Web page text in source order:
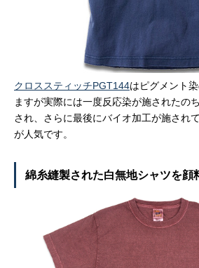
クロススティッチPGT144はピグメント
ますが実際には一度反応染が施されたの
され、さらに最後にバイオ加工が施され
が人気です。
綿糸縫製された白無地シャツを顔